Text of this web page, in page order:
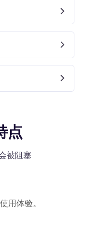
点
被阻塞
用体验。